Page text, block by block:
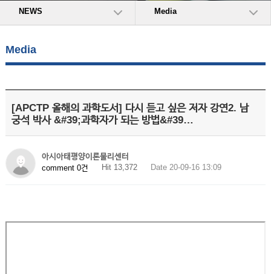
NEWS Media
Media
[APCTP 올해의 과학도서] 다시 듣고 싶은 저자 강연2. 남
궁석 박사 &#39;과학자가 되는 방법&#39…
아시아태평양이론물리센터
comment 0건
Hit 13,372 Date 20-09-16 13:09